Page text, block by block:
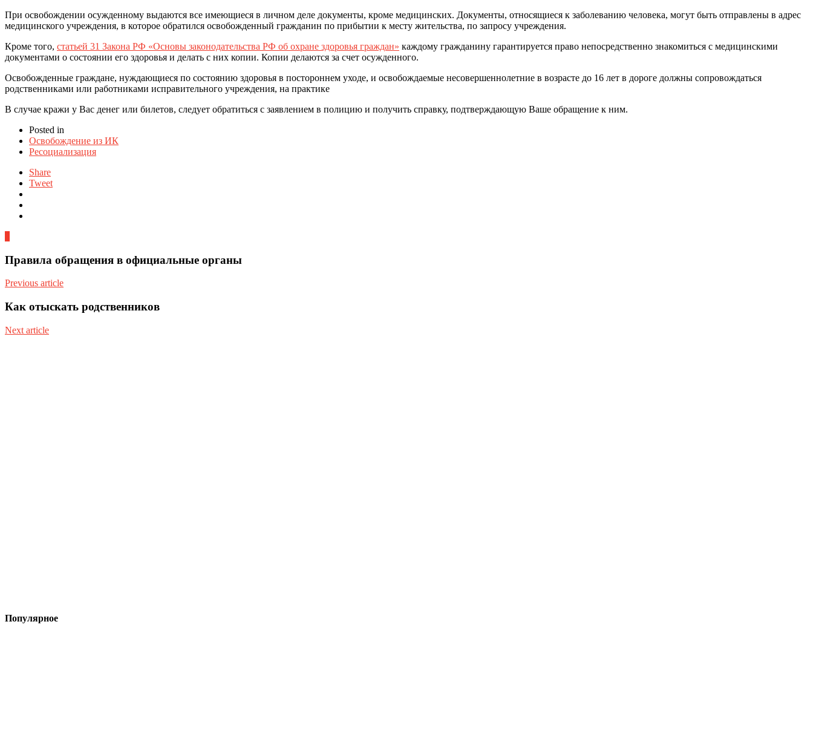
При освобождении осужденному выдаются все имеющиеся в личном деле документы, кроме медицинских. Документы, относящиеся к заболеванию человека, могут быть отправлены в адрес
медицинского учреждения, в которое обратился освобожденный гражданин по прибытии к месту жительства, по запросу учреждения.
Кроме того, статьей 31 Закона РФ «Основы законодательства РФ об охране здоровья граждан» каждому гражданину гарантируется право непосредственно знакомиться с медицинскими
документами о состоянии его здоровья и делать с них копии. Копии делаются за счет осужденного.
Освобожденные граждане, нуждающиеся по состоянию здоровья в постороннем уходе, и освобождаемые несовершеннолетние в возрасте до 16 лет в дороге должны сопровождаться
родственниками или работниками исправительного учреждения, на практике
В случае кражи у Вас денег или билетов, следует обратиться с заявлением в полицию и получить справку, подтверждающую Ваше обращение к ним.
Posted in
Освобождение из ИК
Ресоциализация
Share
Tweet
Правила обращения в официальные органы
Previous article
Как отыскать родственников
Next article
Популярное